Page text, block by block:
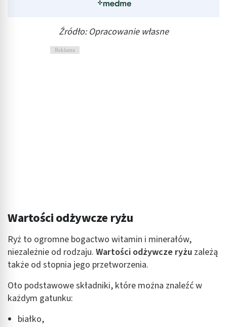
Źródło: Opracowanie własne
Reklama
Wartości odżywcze ryżu
Ryż to ogromne bogactwo witamin i minerałów,
niezależnie od rodzaju. Wartości odżywcze ryżu zależą
także od stopnia jego przetworzenia.
Oto podstawowe składniki, które można znaleźć w
każdym gatunku:
białko,